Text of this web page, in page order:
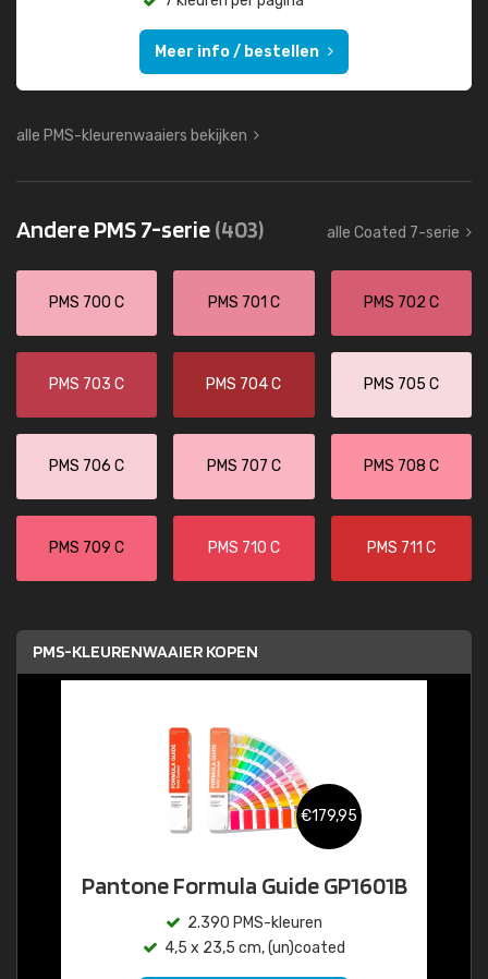
Meer info / bestellen
alle PMS-kleurenwaaiers bekijken
Andere PMS 7-serie(403) alle Coated 7-serie
PMS 700 C PMS 701 C PMS 702 C
PMS 703 C PMS 704 C PMS 705 C
PMS 706 C PMS 707 C PMS 708 C
PMS 709 C PMS 710 C PMS 711 C
PMS-KLEURENWAAIER KOPEN
€179,95
Pantone Formula Guide GP1601B
2.390 PMS-kleuren
4,5 x 23,5 cm, (un)coated